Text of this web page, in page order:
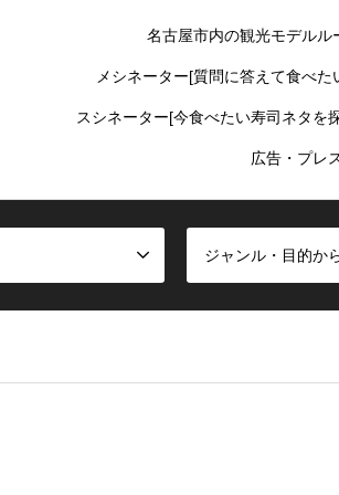
名古屋市内の観光モデルル
メシネーター[質問に答えて食べた
スシネーター[今食べたい寿司ネタを
広告・プレ
ジャンル・目的か